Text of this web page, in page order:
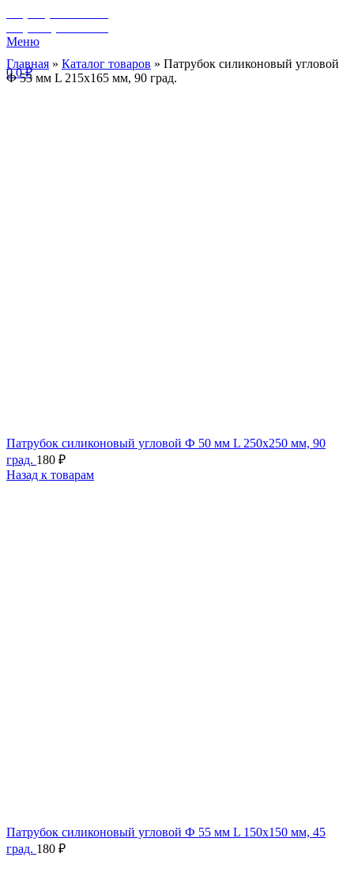
Меню
00₽
Главная » Каталог товаров » Патрубок силиконовый угловой
Ф 53 мм L 215х165 мм, 90 град.
Патрубок силиконовый угловой Ф 50 мм L 250х250 мм, 90
град. 180 ₽
Назад к товарам
Патрубок силиконовый угловой Ф 55 мм L 150х150 мм, 45
град. 180 ₽